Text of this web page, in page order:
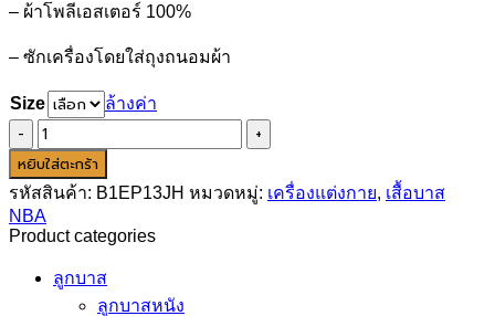
– ผ้าโพลีเอสเตอร์ 100%
– ซักเครื่องโดยใส่ถุงถนอมผ้า
Size
ล้างค่า
จำนวน
NBA
Jordan
All-
Star
2019
Swingman
Jersey
หยิบใส่ตะกร้า
รหัสสินค้า: B1EP13JH หมวดหมู่: เครื่องแต่งกาย, เสื้อบาส
NBA
Product categories
ลูกบาส
ลูกบาสหนัง